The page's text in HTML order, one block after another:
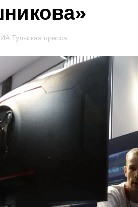
ИА Тульская пресса